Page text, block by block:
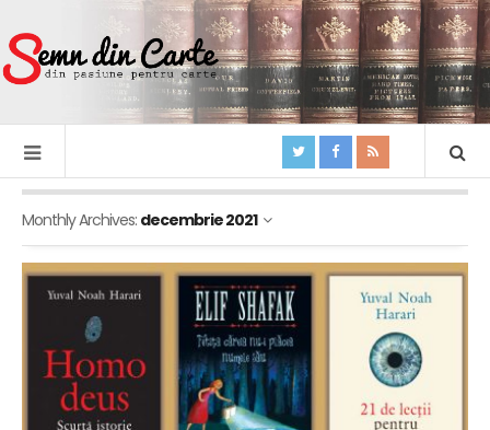
Monthly Archives: decembrie 2021